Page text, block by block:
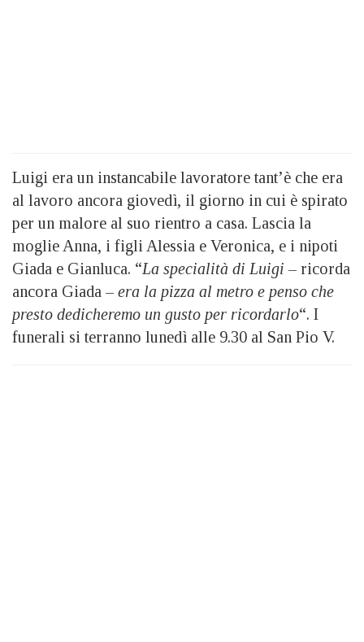
Luigi era un instancabile lavoratore tant’è che era
al lavoro ancora giovedì, il giorno in cui è spirato
per un malore al suo rientro a casa. Lascia la
moglie Anna, i figli Alessia e Veronica, e i nipoti
Giada e Gianluca. “La specialità di Luigi – ricorda
ancora Giada – era la pizza al metro e penso che
presto dedicheremo un gusto per ricordarlo“. I
funerali si terranno lunedì alle 9.30 al San Pio V.